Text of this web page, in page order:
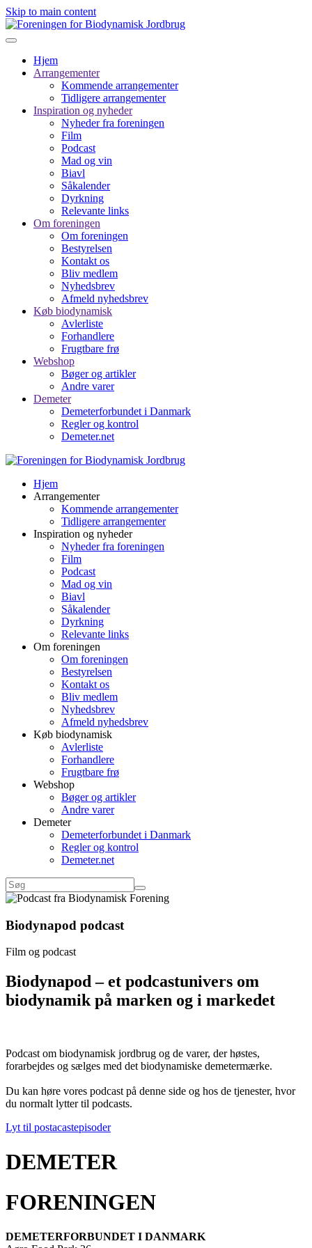
Skip to main content
Hjem
Arrangementer
Kommende arrangementer
Tidligere arrangementer
Inspiration og nyheder
Nyheder fra foreningen
Film
Podcast
Mad og vin
Biavl
Såkalender
Dyrkning
Relevante links
Om foreningen
Om foreningen
Bestyrelsen
Kontakt os
Bliv medlem
Nyhedsbrev
Afmeld nyhedsbrev
Køb biodynamisk
Avlerliste
Forhandlere
Frugtbare frø
Webshop
Bøger og artikler
Andre varer
Demeter
Demeterforbundet i Danmark
Regler og kontrol
Demeter.net
Hjem
Arrangementer
Kommende arrangementer
Tidligere arrangementer
Inspiration og nyheder
Nyheder fra foreningen
Film
Podcast
Mad og vin
Biavl
Såkalender
Dyrkning
Relevante links
Om foreningen
Om foreningen
Bestyrelsen
Kontakt os
Bliv medlem
Nyhedsbrev
Afmeld nyhedsbrev
Køb biodynamisk
Avlerliste
Forhandlere
Frugtbare frø
Webshop
Bøger og artikler
Andre varer
Demeter
Demeterforbundet i Danmark
Regler og kontrol
Demeter.net
Biodynapod podcast
Film og podcast
Biodynapod – et podcastunivers om
biodynamik på marken og i markedet
Podcast om biodynamisk jordbrug og de varer, der høstes,
forarbejdes og sælges med det biodynamiske demetermærke.
Du kan høre vores podcast på denne side og hos de tjenester, hvor
du normalt lytter til podcasts.
Lyt til postacastepisoder
DEMETER
FORENINGEN
DEMETERFORBUNDET I DANMARK